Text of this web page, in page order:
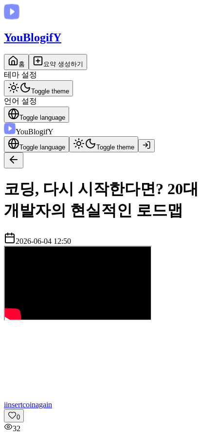
YouBlogifY
홈 요약 생성하기
테마 설정
Toggle theme
언어 설정
Toggle language
YouBlogifY
Toggle language Toggle theme
코딩, 다시 시작한다면? 20대
개발자의 현실적인 로드맵
2026-06-04 12:50
iinsertcoinagain
0
32